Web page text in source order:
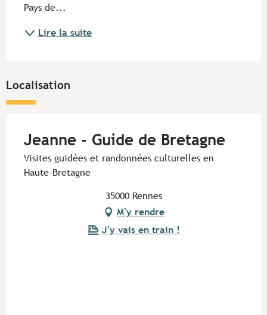
Pays de...
Lire la suite
Localisation
Jeanne - Guide de Bretagne
Visites guidées et randonnées culturelles en
Haute-Bretagne
35000 Rennes
M'y rendre
J'y vais en train !